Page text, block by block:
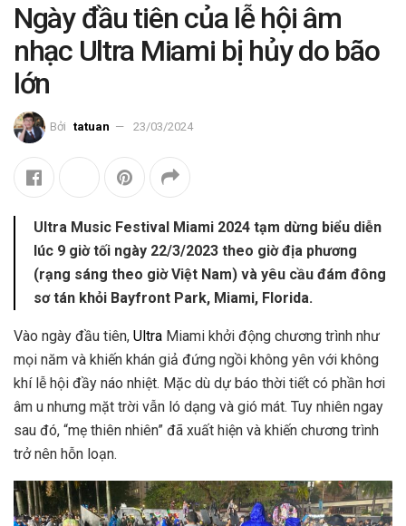
Ngày đầu tiên của lễ hội âm
nhạc Ultra Miami bị hủy do bão
lớn
Bởi tatuan 23/03/2024
Ultra Music Festival Miami 2024 tạm dừng biểu diễn
lúc 9 giờ tối ngày 22/3/2023 theo giờ địa phương
(rạng sáng theo giờ Việt Nam) và yêu cầu đám đông
sơ tán khỏi Bayfront Park, Miami, Florida.
Vào ngày đầu tiên, Ultra Miami khởi động chương trình như
mọi năm và khiến khán giả đứng ngồi không yên với không
khí lễ hội đầy náo nhiệt. Mặc dù dự báo thời tiết có phần hơi
âm u nhưng mặt trời vẫn ló dạng và gió mát. Tuy nhiên ngay
sau đó, “mẹ thiên nhiên” đã xuất hiện và khiến chương trình
trở nên hỗn loạn.